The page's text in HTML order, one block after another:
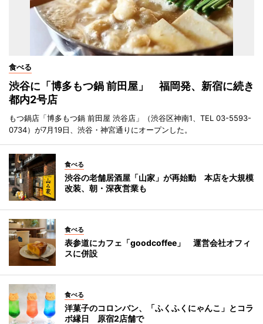
食べる
渋谷に「博多もつ鍋 前田屋」 福岡発、新宿に続き
都内2号店
もつ鍋店「博多もつ鍋 前田屋 渋谷店」（渋谷区神南1、TEL 03-5593-
0734）が7月19日、渋谷・神宮通りにオープンした。
食べる
渋谷の老舗居酒屋「山家」が再始動 本店を大規模
改装、朝・深夜営業も
食べる
表参道にカフェ「goodcoffee」 運営会社オフィ
スに併設
食べる
洋菓子のコロンバン、「ふくふくにゃんこ」とコラ
ボ縁日 原宿2店舗で